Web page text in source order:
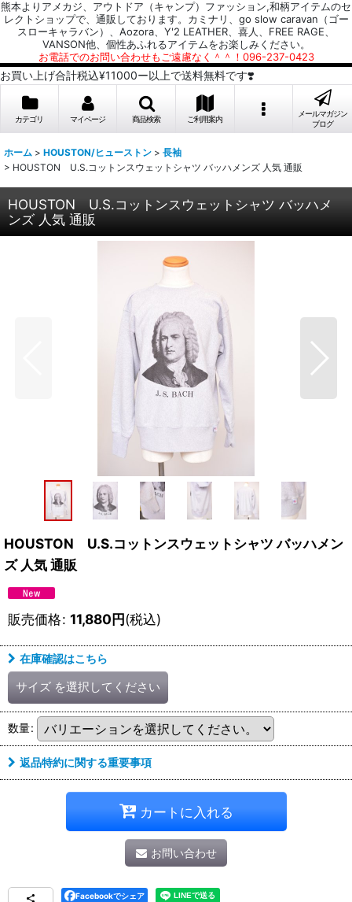
熊本よりアメカジ、アウトドア（キャンプ）ファッション,和柄アイテムのセ
レクトショップで、通販しております。カミナリ、go slow caravan（ゴー
スローキャラバン）、Aozora、Y'2 LEATHER、喜人、FREE RAGE、
VANSON他、個性あふれるアイテムをお楽しみください。
お電話でのお問い合わせもご遠慮なく＾＾！096-237-0423
お買い上げ合計税込¥11000ー以上で送料無料です❣️
カテゴリ マイページ 商品検索 ご利用案内
メールマガジン
ブログ
ホーム > HOUSTON/ヒューストン > 長袖
> HOUSTON U.S.コットンスウェットシャツ バッハメンズ 人気 通販
HOUSTON U.S.コットンスウェットシャツ バッハメ
ンズ 人気 通販
HOUSTON U.S.コットンスウェットシャツ バッハメン
ズ 人気 通販
販売価格: 11,880円(税込)
在庫確認はこちら
サイズ を選択してください
数量:
返品特約に関する重要事項
カートに入れる
お問い合わせ
Facebookでシェア